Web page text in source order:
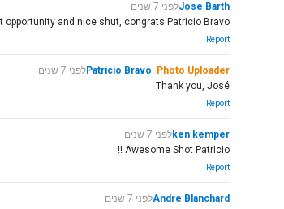
Jose Barthלפני 7 שנים
opportunity and nice shut, congrats Patricio Bravo
Report
Patricio Bravo Photo Uploader
לפני 7 שנים
Thank you, José
Report
ken kemperלפני 7 שנים
Awesome Shot Patricio !!
Report
Andre Blanchardלפני 7 שנים